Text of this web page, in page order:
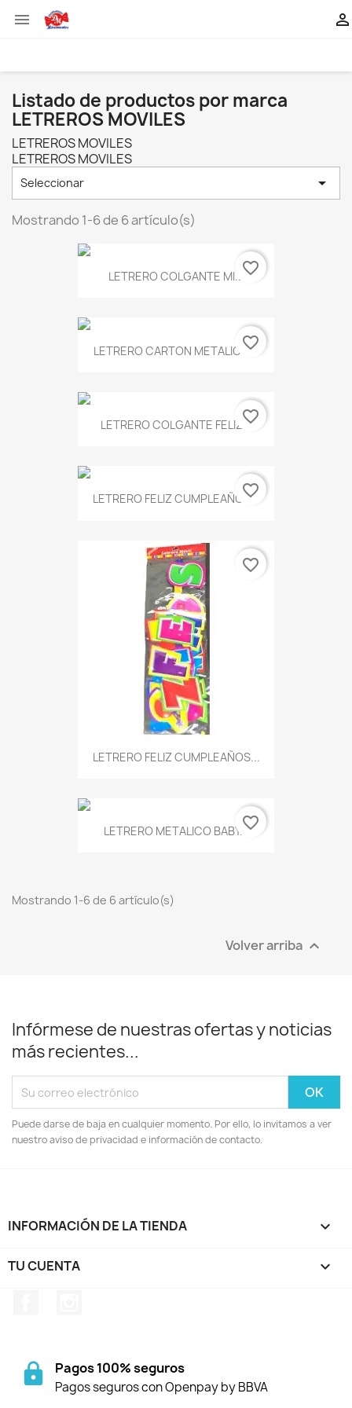
 
Listado de productos por marca
LETREROS MOVILES
LETREROS MOVILES
LETREROS MOVILES
Seleccionar 
Mostrando 1-6 de 6 artículo(s)
LETRERO COLGANTE MI...favorite_border
LETRERO CARTON METALICO...
favorite_border
LETRERO COLGANTE FELIZ...favorite_border
LETRERO FELIZ CUMPLEAÑOS...
favorite_border
LETRERO FELIZ CUMPLEAÑOS...
favorite_border
LETRERO METALICO BABY...favorite_border
Mostrando 1-6 de 6 artículo(s)
Volver arriba 
Infórmese de nuestras ofertas y noticias
más recientes...
Puede darse de baja en cualquier momento. Por ello, lo invitamos a ver
nuestro aviso de privacidad e información de contacto.
INFORMACIÓN DE LA TIENDA keyboard_arrow_down
TU CUENTA 
Pagos 100% seguros
Pagos seguros con Openpay by BBVA